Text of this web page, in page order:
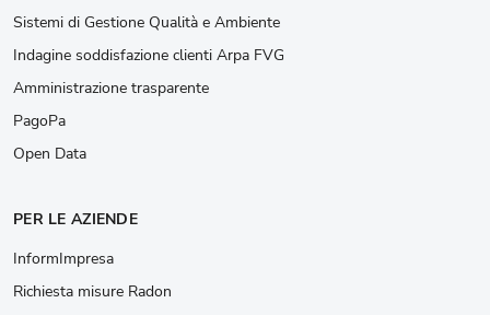
Sistemi di Gestione Qualità e Ambiente
Indagine soddisfazione clienti Arpa FVG
Amministrazione trasparente
PagoPa
Open Data
PER LE AZIENDE
InformImpresa
Richiesta misure Radon